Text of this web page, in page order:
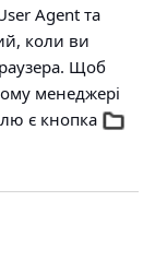
Agent та
коли ви
Щоб
менеджері
є кнопка